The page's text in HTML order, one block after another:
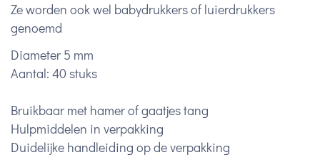
Ze worden ook wel babydrukkers of luierdrukkers
genoemd
Diameter 5 mm
Aantal: 40 stuks
Bruikbaar met hamer of gaatjes tang
Hulpmiddelen in verpakking
Duidelijke handleiding op de verpakking